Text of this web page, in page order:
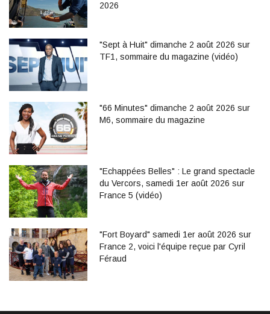
2026
"Sept à Huit" dimanche 2 août 2026 sur
TF1, sommaire du magazine (vidéo)
"66 Minutes" dimanche 2 août 2026 sur
M6, sommaire du magazine
"Echappées Belles" : Le grand spectacle
du Vercors, samedi 1er août 2026 sur
France 5 (vidéo)
"Fort Boyard" samedi 1er août 2026 sur
France 2, voici l'équipe reçue par Cyril
Féraud